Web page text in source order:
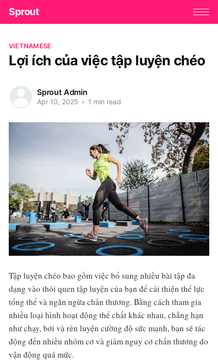
Sprout
VIETNAMESE
Lợi ích của việc tập luyện chéo
Sprout Admin
Apr 10, 2025 • 1 min read
Tập luyện chéo bao gồm việc bổ sung nhiều bài tập đa
dạng vào thói quen tập luyện của bạn để cải thiện thể lực
tổng thể và ngăn ngừa chấn thương. Bằng cách tham gia
nhiều loại hình hoạt động thể chất khác nhau, chẳng hạn
như chạy, bơi và rèn luyện cường độ sức mạnh, bạn sẽ tác
động đến nhiều nhóm cơ và giảm nguy cơ chấn thương do
vận động quá mức.